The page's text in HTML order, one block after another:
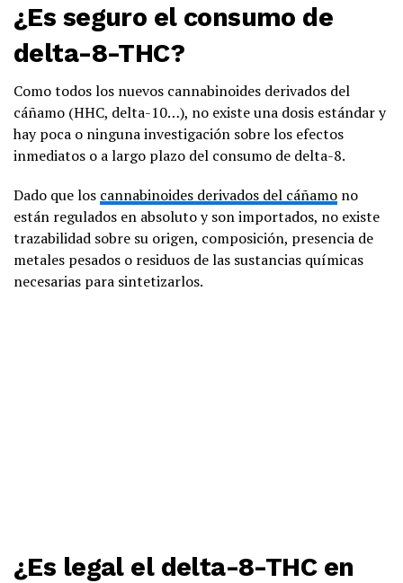
¿Es seguro el consumo de
delta-8-THC?
Como todos los nuevos cannabinoides derivados del
cáñamo (HHC, delta-10…), no existe una dosis estándar y
hay poca o ninguna investigación sobre los efectos
inmediatos o a largo plazo del consumo de delta-8.
Dado que los cannabinoides derivados del cáñamo no
están regulados en absoluto y son importados, no existe
trazabilidad sobre su origen, composición, presencia de
metales pesados o residuos de las sustancias químicas
necesarias para sintetizarlos.
¿Es legal el delta-8-THC en